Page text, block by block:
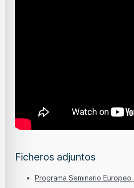
Ficheros adjuntos
Programa Seminario